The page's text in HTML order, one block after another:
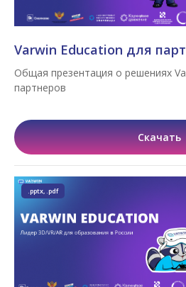
Varwin Education для
Общая презентация о решениях
партнеров
Скачать
.pptx, .pdf